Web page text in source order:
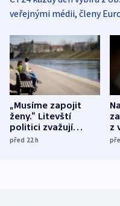
veřejnými médii, členy
„Musíme zapojit
ženy.“ Litevští
politici zvažují
dohodu o
před 22h
z